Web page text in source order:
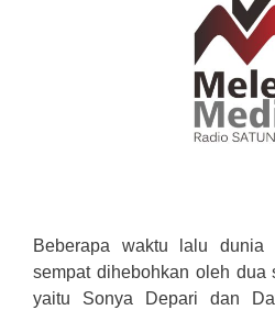
Beberapa waktu lalu dunia
sempat dihebohkan oleh dua
yaitu Sonya Depari dan